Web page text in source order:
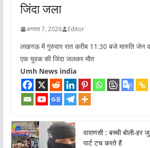
जिंदा जला
अगस्त 7, 2026 Editor
लखनऊ में गुरुवार रात करीब 11:30 बजे मारुति जेन
एक युवक की जिंदा जलकर मौत
Umh News india
वाराणसी : बच्ची बोली-हर
पार्ट टच करते हैं